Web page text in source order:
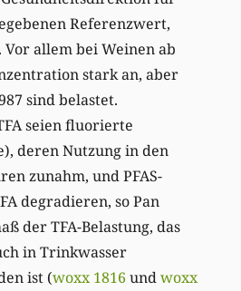
Referenzwert,
allem bei Weinen ab
stark an, aber
sind belastet.
seien fluorierte
deren Nutzung in den
zunahm, und PFAS-
degradieren, so Pan
der TFA-Belastung, das
in Trinkwasser
ist (woxx 1816 undwoxx